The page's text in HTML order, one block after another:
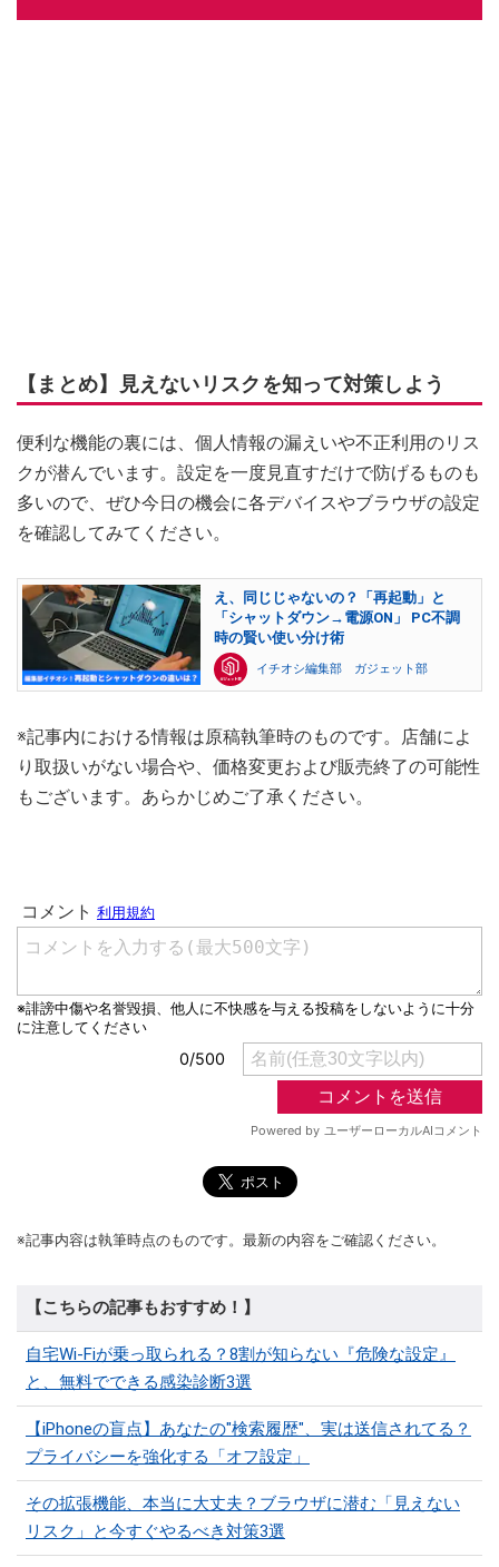
【まとめ】見えないリスクを知って対策しよう
便利な機能の裏には、個人情報の漏えいや不正利用のリス
クが潜んでいます。設定を一度見直すだけで防げるものも
多いので、ぜひ今日の機会に各デバイスやブラウザの設定
を確認してみてください。
え、同じじゃないの？「再起動」と
「シャットダウン→電源ON」 PC不調
時の賢い使い分け術
イチオシ編集部 ガジェット部
※記事内における情報は原稿執筆時のものです。店舗によ
り取扱いがない場合や、価格変更および販売終了の可能性
もございます。あらかじめご了承ください。
※記事内容は執筆時点のものです。最新の内容をご確認ください。
【こちらの記事もおすすめ！】
自宅Wi-Fiが乗っ取られる？8割が知らない『危険な設定』
と、無料でできる感染診断3選
【iPhoneの盲点】あなたの"検索履歴"、実は送信されてる？
プライバシーを強化する「オフ設定」
その拡張機能、本当に大丈夫？ブラウザに潜む「見えない
リスク」と今すぐやるべき対策3選